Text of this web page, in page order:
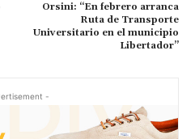
Orsini: “En febrero arranca
Ruta de Transporte
Universitario en el municipio
Libertador”
-